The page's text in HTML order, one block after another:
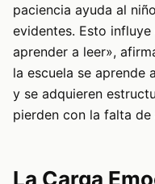
paciencia ayuda al
evidentes. Esto
aprender a leer»,
la escuela se aprende
y se adquieren
pierden con la falta de
La Carga